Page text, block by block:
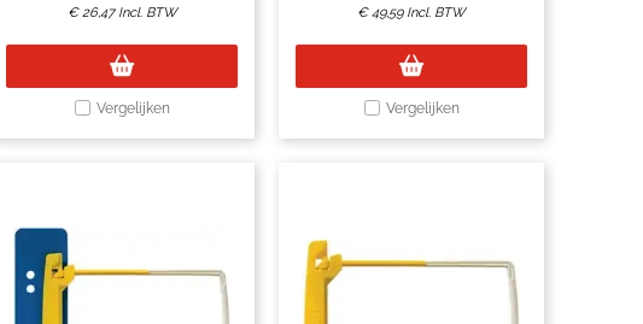
€26,47 Incl. BTW
Vergelijken
€49,59 Incl. BTW
Vergelijken